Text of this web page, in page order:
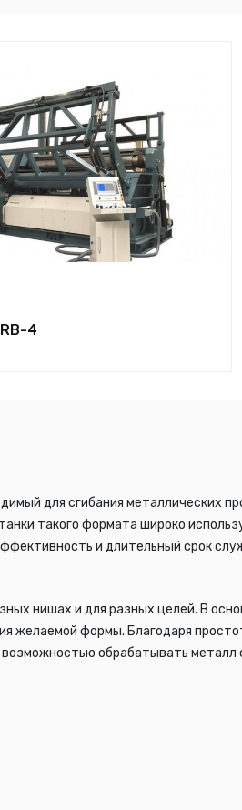
4
для сгибания металлических
такого формата широко
и длительный срок
нишах и для разных целей. В
желаемой формы. Благодаря
обрабатывать металл
и загружается прямиком в
особого внимания достойны